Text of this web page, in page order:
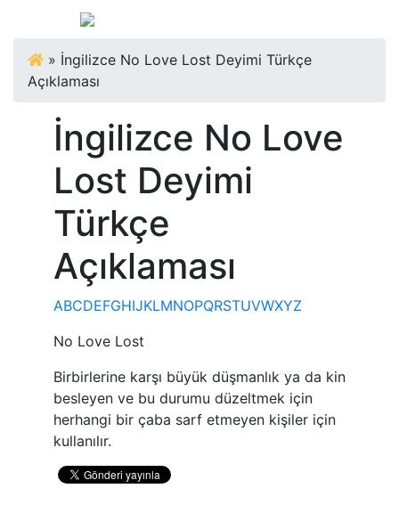
» İngilizce No Love Lost Deyimi Türkçe
Açıklaması
İngilizce No Love
Lost Deyimi
Türkçe
Açıklaması
ABCDEFGHIJKLMNOPQRSTUVWXYZ
No Love Lost
Birbirlerine karşı büyük düşmanlık ya da kin
besleyen ve bu durumu düzeltmek için
herhangi bir çaba sarf etmeyen kişiler için
kullanılır.